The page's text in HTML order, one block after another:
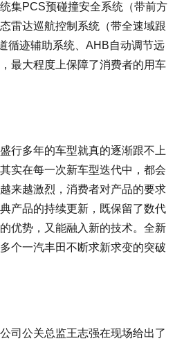
集PCS预碰撞安全系统（带前方
雷达巡航控制系统（带全速域跟
循迹辅助系统、AHB自动调节远
最大程度上保障了消费者的用车
行多年的车型就真的逐渐跟不上
实在每一次新车型迭代中，都会
来越激烈，消费者对产品的要求
产品的持续更新，既保留了数代
优势，又能融入新的技术。全新
个一汽丰田不断求新求变的突破
司公关总监王志强在现场给出了